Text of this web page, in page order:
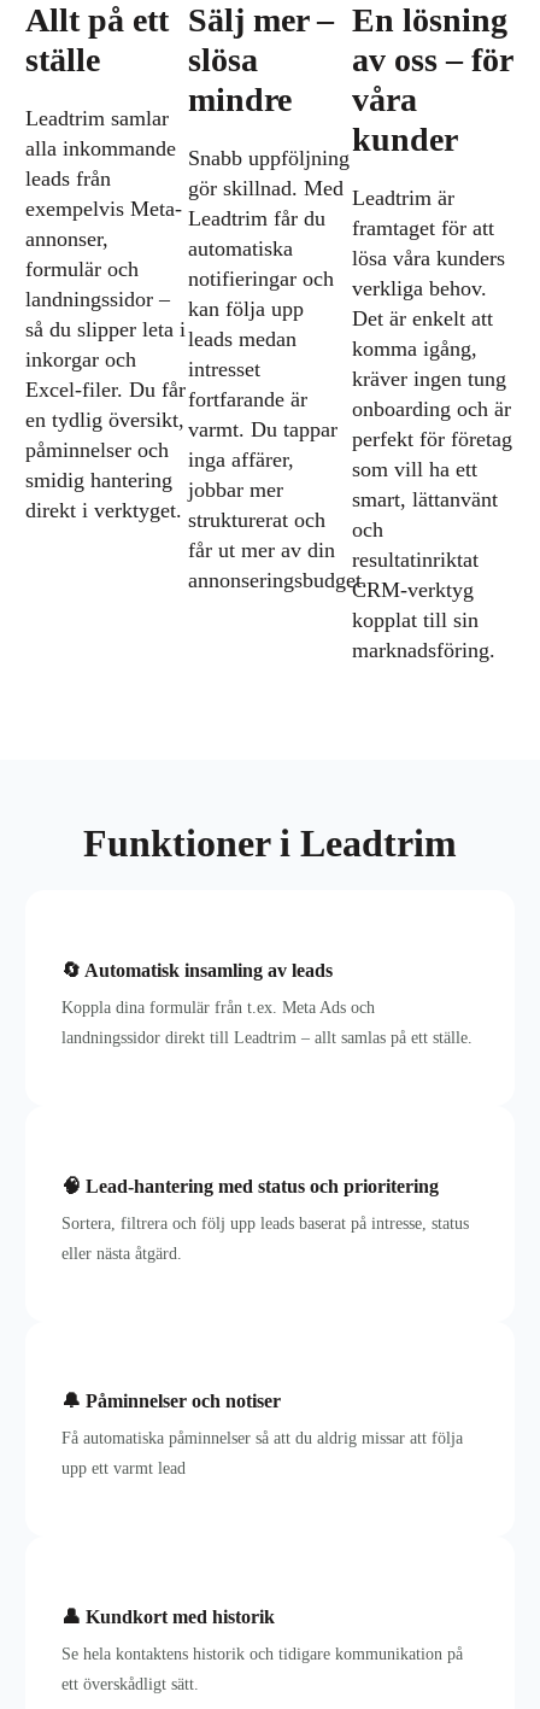
Allt på ett
ställe
Leadtrim samlar
alla inkommande
leads från
exempelvis Meta-
annonser,
formulär och
landningssidor –
så du slipper leta i
inkorgar och
Excel-filer. Du får
en tydlig översikt,
påminnelser och
smidig hantering
direkt i verktyget.
Sälj mer –
slösa
mindre
Snabb uppföljning
gör skillnad. Med
Leadtrim får du
automatiska
notifieringar och
kan följa upp
leads medan
intresset
fortfarande är
varmt. Du tappar
inga affärer,
jobbar mer
strukturerat och
får ut mer av din
annonseringsbudget.
En lösning
av oss – för
våra
kunder
Leadtrim är
framtaget för att
lösa våra kunders
verkliga behov.
Det är enkelt att
komma igång,
kräver ingen tung
onboarding och är
perfekt för företag
som vill ha ett
smart, lättanvänt
och
resultatinriktat
CRM-verktyg
kopplat till sin
marknadsföring.
Funktioner i Leadtrim
🔄 Automatisk insamling av leads
Koppla dina formulär från t.ex. Meta Ads och
landningssidor direkt till Leadtrim – allt samlas på ett ställe.
🧠 Lead-hantering med status och prioritering
Sortera, filtrera och följ upp leads baserat på intresse, status
eller nästa åtgärd.
🔔 Påminnelser och notiser
Få automatiska påminnelser så att du aldrig missar att följa
upp ett varmt lead
👤 Kundkort med historik
Se hela kontaktens historik och tidigare kommunikation på
ett överskådligt sätt.